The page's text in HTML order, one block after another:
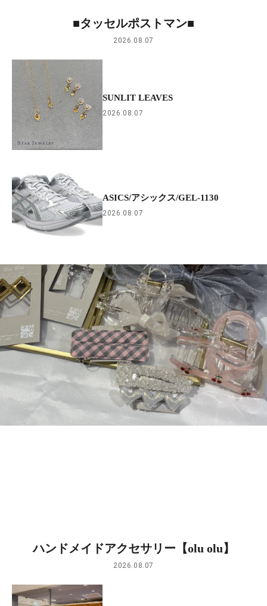
■タッセルポストマン■
2026.08.07
SUNLIT LEAVES
2026.08.07
ASICS/アシックス/GEL-1130
2026.08.07
ハンドメイドアクセサリー【olu olu】
2026.08.07